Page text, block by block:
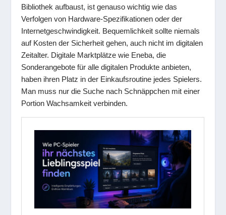
Bibliothek aufbaust, ist genauso wichtig wie das
Verfolgen von Hardware-Spezifikationen oder der
Internetgeschwindigkeit. Bequemlichkeit sollte niemals
auf Kosten der Sicherheit gehen, auch nicht im digitalen
Zeitalter. Digitale Marktplätze wie Eneba, die
Sonderangebote für alle digitalen Produkte anbieten,
haben ihren Platz in der Einkaufsroutine jedes Spielers.
Man muss nur die Suche nach Schnäppchen mit einer
Portion Wachsamkeit verbinden.